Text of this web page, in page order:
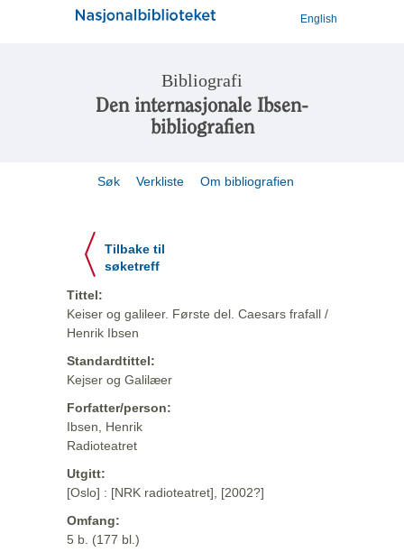
English
Bibliografi
Den internasjonale Ibsen-
bibliografien
Søk Verkliste Om bibliografien
Tilbake til
søketreff
Tittel:
Keiser og galileer. Første del. Caesars frafall /
Henrik Ibsen
Standardtittel:
Kejser og Galilæer
Forfatter/person:
Ibsen, Henrik
Radioteatret
Utgitt:
[Oslo] : [NRK radioteatret], [2002?]
Omfang:
5 b. (177 bl.)